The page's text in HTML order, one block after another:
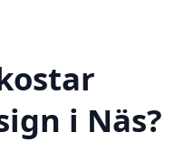
i Näs?